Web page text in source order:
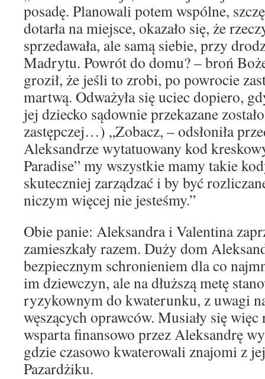
posadę. Planowali potem wspólne,
dotarła na miejsce, okazało się, że
sprzedawała, ale samą siebie, przy
Madrytu. Powrót do domu? – broń
groził, że jeśli to zrobi, po powrocie
martwą. Odważyła się uciec dopiero,
jej dziecko sądownie przekazane
zastępczej…) „Zobacz, – odsłoniła
Aleksandrze wytatuowany kod
Paradise” my wszystkie mamy takie
skuteczniej zarządzać i by być
niczym więcej nie jesteśmy.”
Obie panie: Aleksandra i Valentina
zamieszkały razem. Duży dom
bezpiecznym schronieniem dla co
im dziewczyn, ale na dłuższą metę
ryzykownym do kwaterunku, z uwagi
węszących oprawców. Musiały się
wsparta finansowo przez Aleksandrę
gdzie czasowo kwaterowali znajomi z
Pazardżiku.